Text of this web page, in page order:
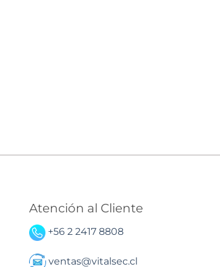
Atención al Cliente
+56 2 2417 8808
ventas@vitalsec.cl